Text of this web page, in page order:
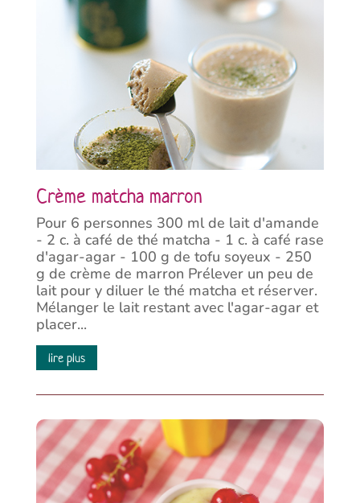
Crème matcha marron
Pour 6 personnes 300 ml de lait d'amande
- 2 c. à café de thé matcha - 1 c. à café rase
d'agar-agar - 100 g de tofu soyeux - 250
g de crème de marron Prélever un peu de
lait pour y diluer le thé matcha et réserver.
Mélanger le lait restant avec l'agar-agar et
placer...
lire plus